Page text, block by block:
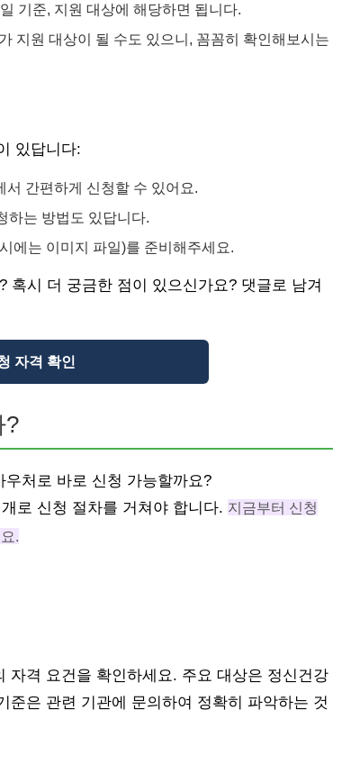
기준, 지원 대상에 해당하면 됩니다.
지원 대상이 될 수도 있으니, 꼼꼼히 확인해보시는
있답니다:
간편하게 신청할 수 있어요.
하는 방법도 있답니다.
에는 이미지 파일)를 준비해주세요.
혹시 더 궁금한 점이 있으신가요? 댓글로 남겨
자격 확인
?
처로 바로 신청 가능할까요?
로 신청 절차를 거쳐야 합니다. 지금부터 신청
.
자격 요건을 확인하세요. 주요 대상은 정신건강
준은 관련 기관에 문의하여 정확히 파악하는 것